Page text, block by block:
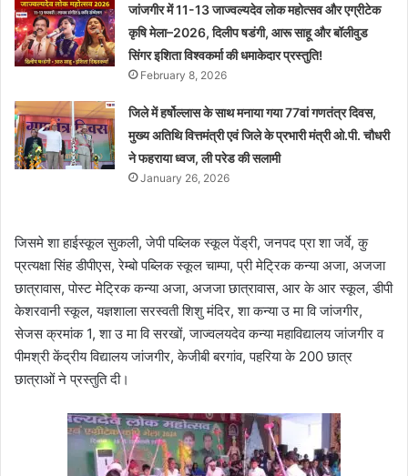
जांजगीर में 11-13 जाज्वल्यदेव लोक महोत्सव और एग्रीटेक
कृषि मेला–2026, दिलीप षडंगी, आरू साहू और बॉलीवुड
सिंगर इशिता विश्वकर्मा की धमाकेदार प्रस्तुति!
February 8, 2026
जिले में हर्षोल्लास के साथ मनाया गया 77वां गणतंत्र दिवस,
मुख्य अतिथि वित्तमंत्री एवं जिले के प्रभारी मंत्री ओ.पी. चौधरी
ने फहराया ध्वज, ली परेड की सलामी
January 26, 2026
जिसमे शा हाईस्कूल सुकली, जेपी पब्लिक स्कूल पेंड्री, जनपद प्रा शा जर्वे, कु
प्रत्यक्षा सिंह डीपीएस, रेम्बो पब्लिक स्कूल चाम्पा, प्री मेट्रिक कन्या अजा, अजजा
छात्रावास, पोस्ट मेट्रिक कन्या अजा, अजजा छात्रावास, आर के आर स्कूल, डीपी
केशरवानी स्कूल, यज्ञशाला सरस्वती शिशु मंदिर, शा कन्या उ मा वि जांजगीर,
सेजस क्रमांक 1, शा उ मा वि सरखों, जाज्वलयदेव कन्या महाविद्यालय जांजगीर व
पीमश्री केंद्रीय विद्यालय जांजगीर, केजीबी बरगांव, पहरिया के 200 छात्र
छात्राओं ने प्रस्तुति दी।